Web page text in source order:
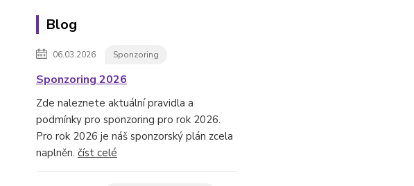
Blog
06.03.2026 Sponzoring
Sponzoring 2026
Zde naleznete aktuální pravidla a
podmínky pro sponzoring pro rok 2026.
Pro rok 2026 je náš sponzorský plán zcela
naplněn. číst celé